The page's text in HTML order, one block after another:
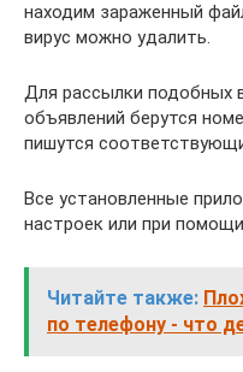
находим зараженный
вирус можно удалить.
Для рассылки подобных
объявлений берутся
пишутся
Все установленные
настроек или при
Читайте также:
по телефону - что